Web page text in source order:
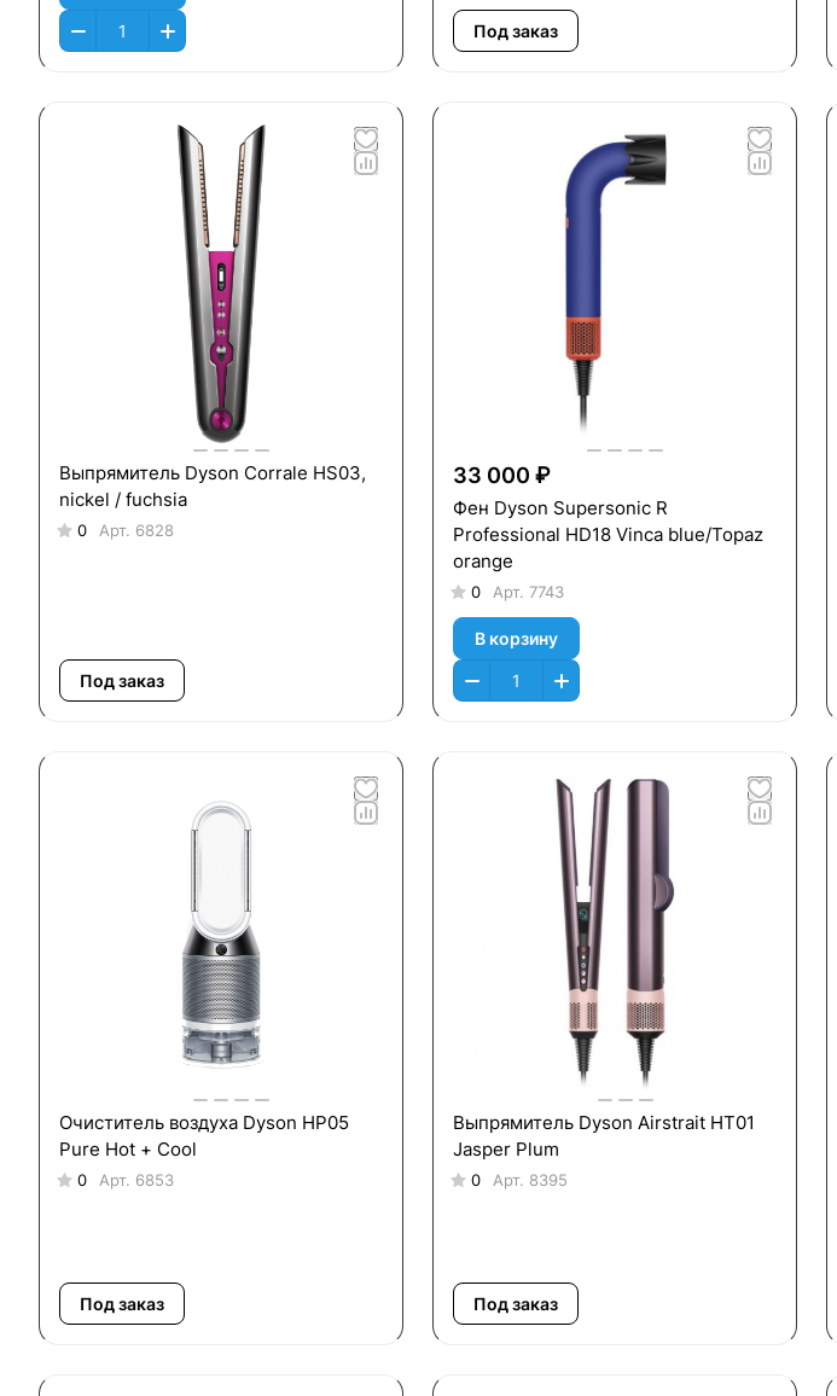
Под заказ
Выпрямитель Dyson Corrale HS03,
nickel / fuchsia
0 Арт. 6828
Под заказ
33 000 ₽
Фен Dyson Supersonic R
Professional HD18 Vinca blue/Topaz
orange
0 Арт. 7743
В корзину
Очиститель воздуха Dyson HP05
Pure Hot + Cool
0 Арт. 6853
Под заказ
Выпрямитель Dyson Airstrait HT01
Jasper Plum
0 Арт. 8395
Под заказ